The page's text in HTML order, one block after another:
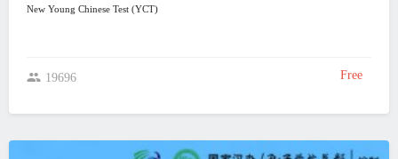
New Young Chinese Test (YCT)
19696 Free